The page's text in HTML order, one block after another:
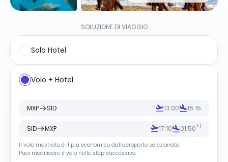
SOLUZIONE DI VIAGGIO
Solo Hotel
Volo + Hotel
MXP SID 13:00 16:15
SID MXP 17:10 01:50+1
Il volo mostrato è il più economico dall'aeroporto selezionato.
Puoi modificare il volo nello step successivo.